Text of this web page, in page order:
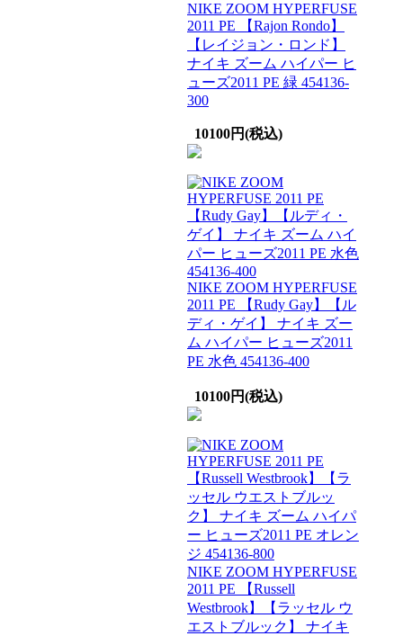
NIKE ZOOM HYPERFUSE
2011 PE 【Rajon Rondo】
【レイジョン・ロンド】
ナイキ ズーム ハイパー ヒ
ューズ2011 PE 緑 454136-
300
10100円(税込)
NIKE ZOOM HYPERFUSE
2011 PE 【Rudy Gay】【ル
ディ・ゲイ】 ナイキ ズー
ム ハイパー ヒューズ2011
PE 水色 454136-400
10100円(税込)
NIKE ZOOM HYPERFUSE
2011 PE 【Russell
Westbrook】【ラッセル ウ
エストブルック】 ナイキ